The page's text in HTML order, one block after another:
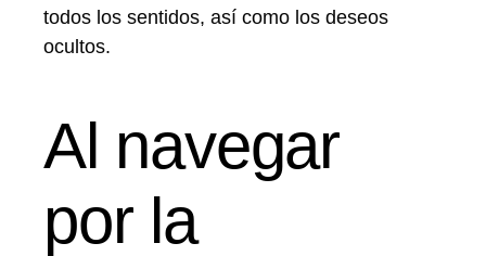
todos los sentidos, así como los deseos
ocultos.
Al navegar
por la